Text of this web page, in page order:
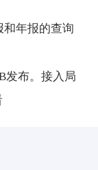
年报的查询
发布。接入局